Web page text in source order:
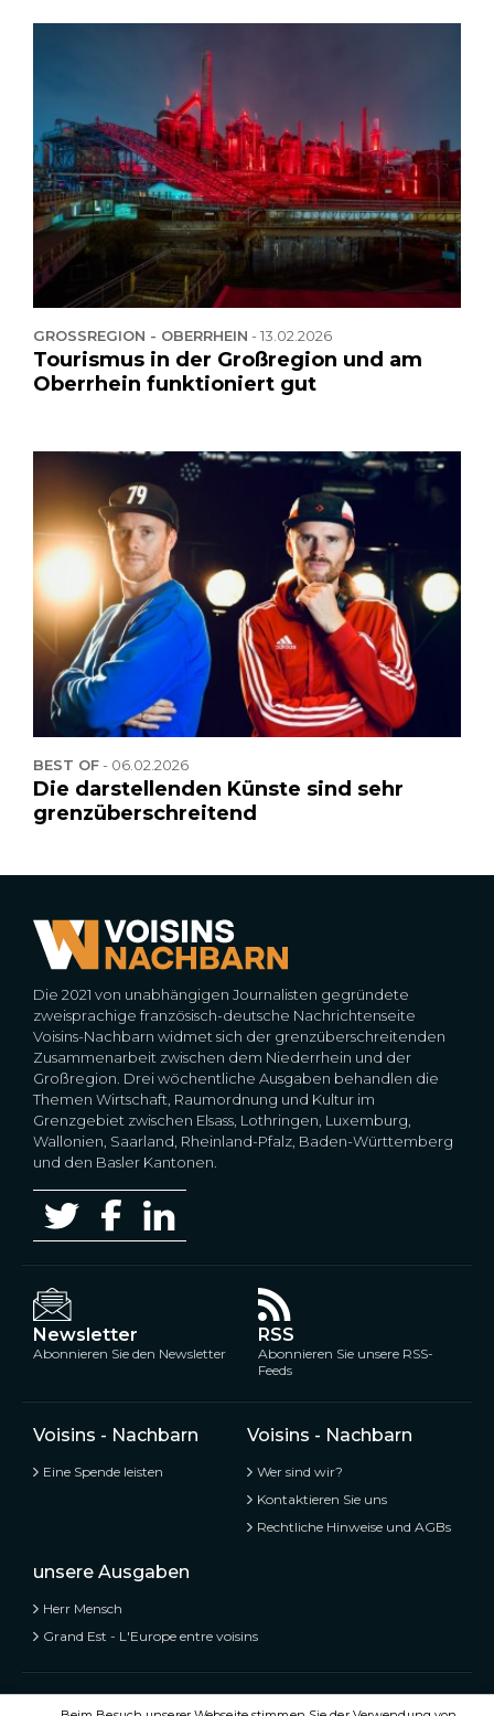
GROSSREGION - OBERRHEIN -13.02.2026
Tourismus in der Großregion und am
Oberrhein funktioniert gut
BEST OF- 06.02.2026
Die darstellenden Künste sind sehr
grenzüberschreitend
Die 2021 von unabhängigen Journalisten gegründete
zweisprachige französisch-deutsche Nachrichtenseite
Voisins-Nachbarn widmet sich der grenzüberschreitenden
Zusammenarbeit zwischen dem Niederrhein und der
Großregion. Drei wöchentliche Ausgaben behandlen die
Themen Wirtschaft, Raumordnung und Kultur im
Grenzgebiet zwischen Elsass, Lothringen, Luxemburg,
Wallonien, Saarland, Rheinland-Pfalz, Baden-Württemberg
und den Basler Kantonen.
Newsletter
Abonnieren Sie den Newsletter
RSS
Abonnieren Sie unsere RSS-
Feeds
Voisins - Nachbarn
Eine Spende leisten
Voisins - Nachbarn
Wer sind wir?
Kontaktieren Sie uns
Rechtliche Hinweise und AGBs
unsere Ausgaben
Herr Mensch
Grand Est - L'Europe entre voisins